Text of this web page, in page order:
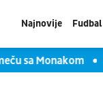
Najnovije Fudbal
sa Monakom